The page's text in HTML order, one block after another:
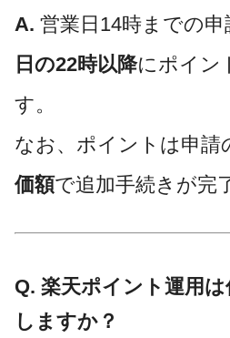
A. 営業日14時までの申
日の22時以降にポイン
す。
なお、ポイントは申請
価額で追加手続きが完
Q. 楽天ポイント運用
しますか？